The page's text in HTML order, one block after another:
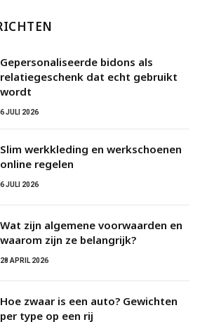
Gepersonaliseerde bidons als
relatiegeschenk dat echt gebruikt
wordt
6 JULI 2026
Slim werkkleding en werkschoenen
online regelen
6 JULI 2026
Wat zijn algemene voorwaarden en
waarom zijn ze belangrijk?
28 APRIL 2026
Hoe zwaar is een auto? Gewichten
per type op een rij